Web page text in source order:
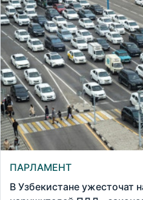
ПАРЛАМЕНТ
В Узбекистане ужесточат